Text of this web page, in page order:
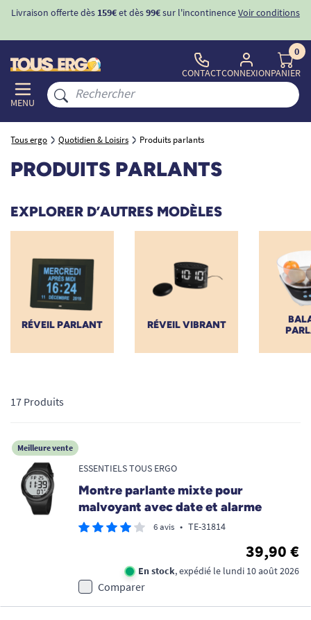
Livraison offerte dès 159€et dès99€sur l'incontinenceVoir conditions
MENU
CONTACTCONNEXION
0
PANIER
Tous ergo Quotidien & Loisirs Produits parlants
PRODUITS PARLANTS
EXPLORER D’AUTRES MODÈLES
RÉVEIL PARLANT RÉVEIL VIBRANT
17 Produits
Meilleure vente
ESSENTIELS TOUS ERGO
Montre parlante mixte pour
malvoyant avec date et alarme
6 avis • TE-31814
39,90 €
En stock, expédié le lundi 10 août 2026
Comparer